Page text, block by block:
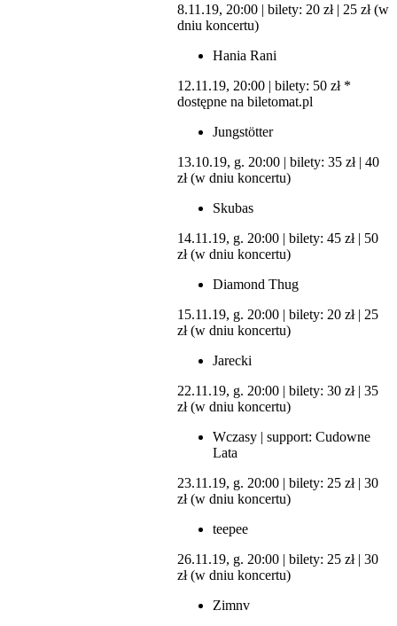
8.11.19, 20:00 | bilety: 20 zł | 25 zł (w
dniu koncertu)
Hania Rani
12.11.19, 20:00 | bilety: 50 zł *
dostępne na biletomat.pl
Jungstötter
13.10.19, g. 20:00 | bilety: 35 zł | 40
zł (w dniu koncertu)
Skubas
14.11.19, g. 20:00 | bilety: 45 zł | 50
zł (w dniu koncertu)
Diamond Thug
15.11.19, g. 20:00 | bilety: 20 zł | 25
zł (w dniu koncertu)
Jarecki
22.11.19, g. 20:00 | bilety: 30 zł | 35
zł (w dniu koncertu)
Wczasy | support: Cudowne
Lata
23.11.19, g. 20:00 | bilety: 25 zł | 30
zł (w dniu koncertu)
teepee
26.11.19, g. 20:00 | bilety: 25 zł | 30
zł (w dniu koncertu)
Zimnv